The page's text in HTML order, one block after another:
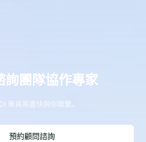
詢團隊協作專家
專員將盡快與你聯繫。
預約顧問諮詢